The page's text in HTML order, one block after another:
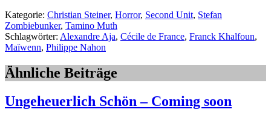
Kategorie: Christian Steiner, Horror, Second Unit, Stefan
Zombiebunker, Tamino Muth
Schlagwörter: Alexandre Aja, Cécile de France, Franck Khalfoun,
Maïwenn, Philippe Nahon
Ähnliche Beiträge
Ungeheuerlich Schön – Coming soon